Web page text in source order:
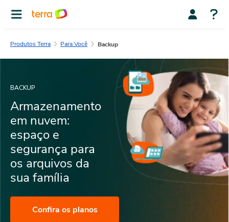
Produtos Terra Para Você Backup
BACKUP
Armazenamento
em nuvem:
espaço e
segurança para
os arquivos da
sua família
Confira os planos